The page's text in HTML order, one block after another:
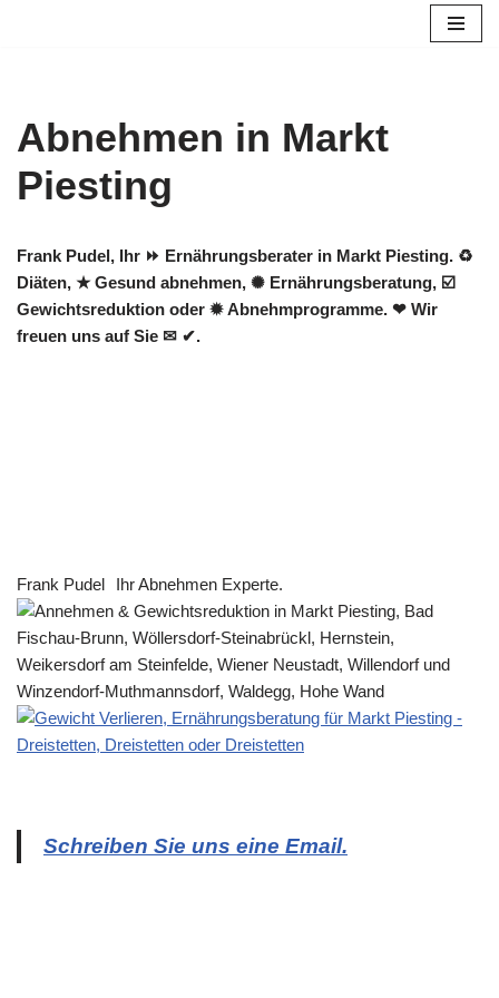
Abnehmen in Markt
Piesting
Frank Pudel, Ihr ⏩ Ernährungsberater in Markt Piesting. ♻
Diäten, ★ Gesund abnehmen, ✺ Ernährungsberatung, ☑️
Gewichtsreduktion oder ✹ Abnehmprogramme. ❤ Wir
freuen uns auf Sie ✉ ✔.
Frank Pudel Ihr Abnehmen Experte.
Schreiben Sie uns eine Email.